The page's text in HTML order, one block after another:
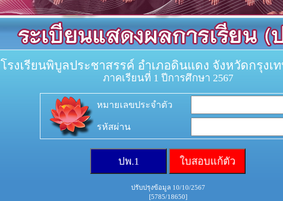
โรงเรียนพิบูลประชาสรรค์ อำเภอดินแดง จังหวัดกรุงเ
ภาคเรียนที่ 1 ปีการศึกษา 2567
หมายเลขประจำตัว
รหัสผ่าน
ปรับปรุงข้อมูล 10/10/2567
[5785/18650]